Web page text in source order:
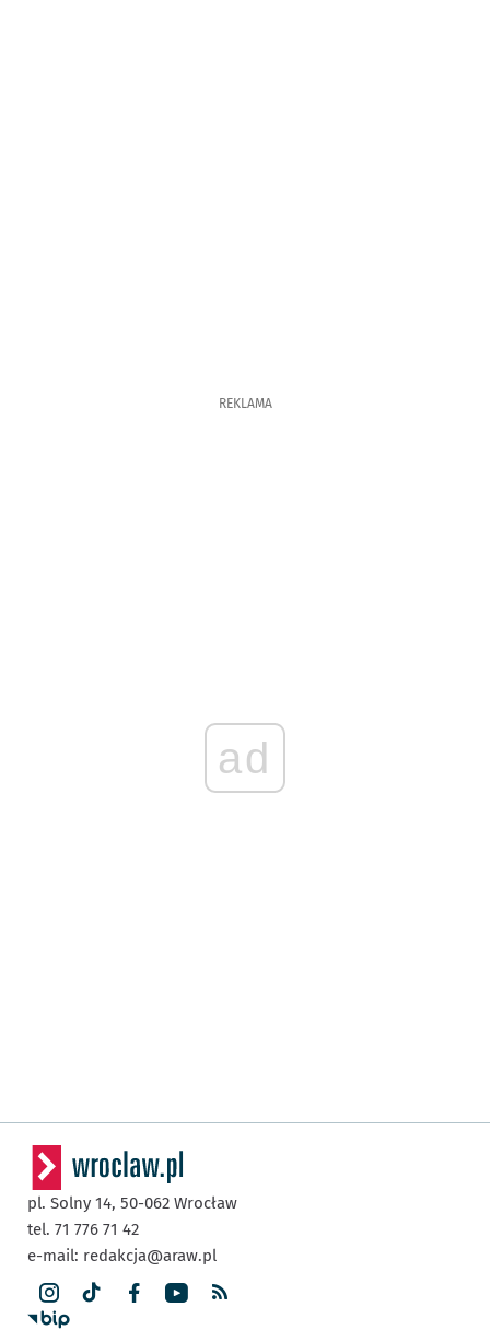
REKLAMA
ad
pl. Solny 14, 50-062 Wrocław
tel. 71 776 71 42
e-mail: redakcja@araw.pl